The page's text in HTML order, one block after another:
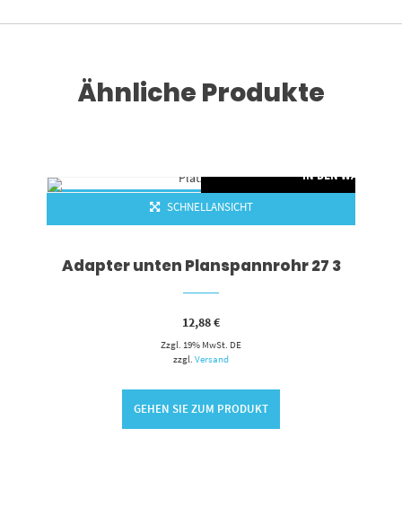
Ähnliche Produkte
IN DEN
SCHNELLANSICHT
Adapter unten Planspannrohr 27 3
12,88€
Zzgl. 19% MwSt. DE
zzgl.Versand
GEHEN SIE ZUM PRODUKT